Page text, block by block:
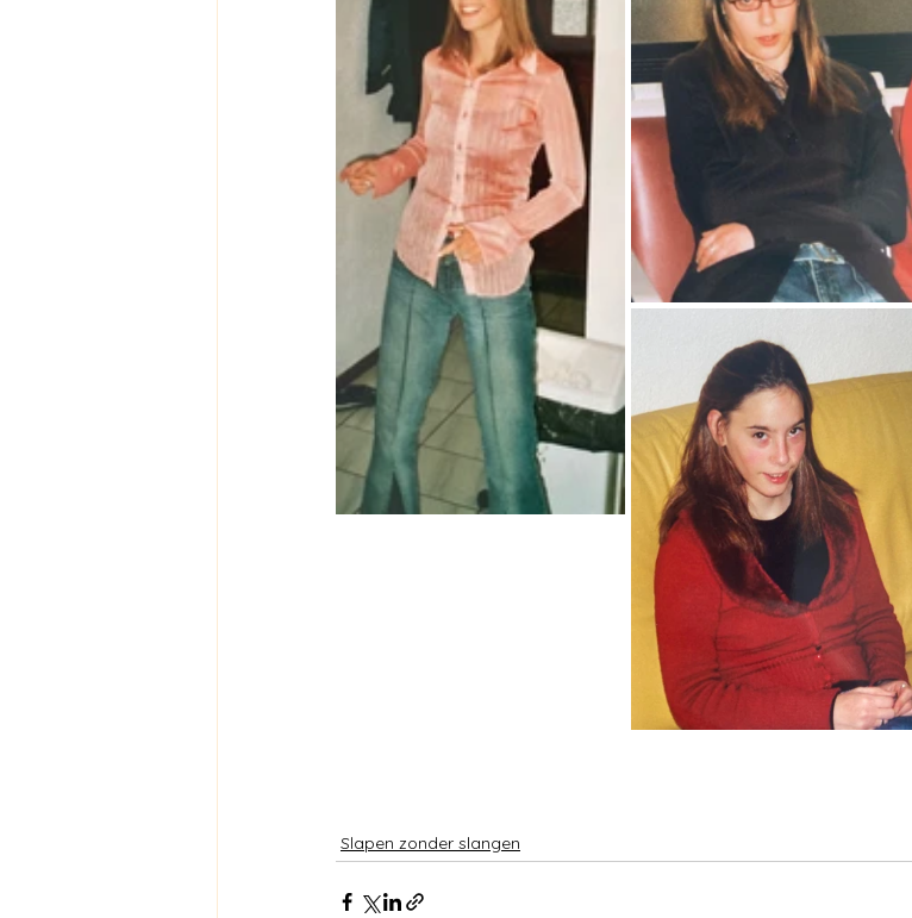
Slapen zonder slangen